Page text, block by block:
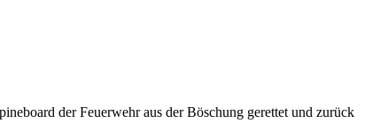
der Feuerwehr aus der Böschung gerettet und zurück